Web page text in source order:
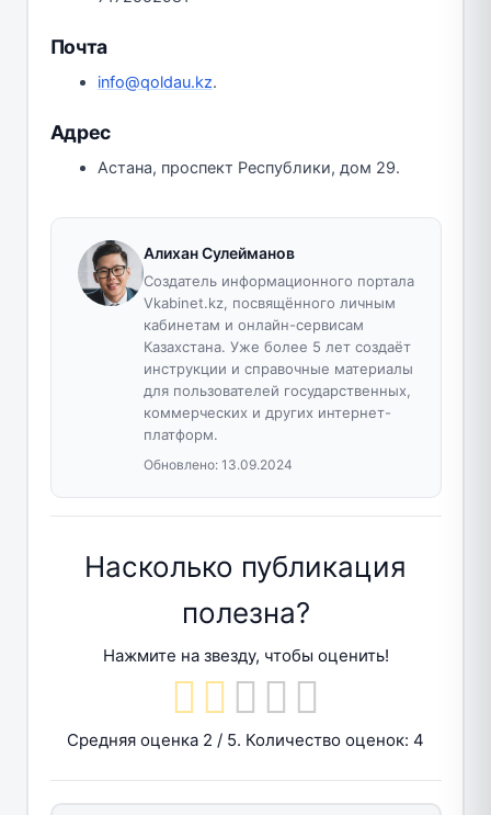
Почта
info@qoldau.kz.
Адрес
Астана, проспект Республики, дом 29.
Алихан Сулейманов
Создатель информационного портала
Vkabinet.kz, посвящённого личным
кабинетам и онлайн-сервисам
Казахстана. Уже более 5 лет создаёт
инструкции и справочные материалы
для пользователей государственных,
коммерческих и других интернет-
платформ.
Обновлено: 13.09.2024
Насколько публикация
полезна?
Нажмите на звезду, чтобы оценить!
Средняя оценка 2 / 5. Количество оценок: 4